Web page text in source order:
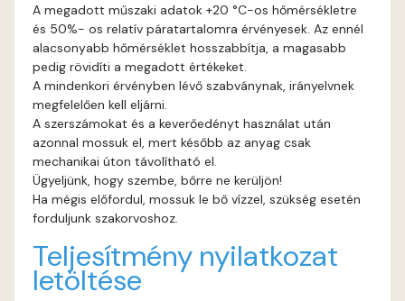
Graphit E
Grass-green E
Heide C
Heide D
Indian-yellow E
A megadott műszaki adatok +20 °C-os hőmérsékletre
és 50%- os relatív páratartalomra érvényesek. Az ennél
alacsonyabb hőmérséklet hosszabbítja, a magasabb
pedig rövidíti a megadott értékeket.
A mindenkori érvényben lévő szabványnak, irányelvnek
megfelelően kell eljárni.
A szerszámokat és a keverőedényt használat után
azonnal mossuk el, mert később az anyag csak
mechanikai úton távolítható el.
Ügyeljünk, hogy szembe, bőrre ne kerüljön!
Ha mégis előfordul, mossuk le bő vízzel, szükség esetén
forduljunk szakorvoshoz.
Teljesítmény nyilatkozat
letöltése